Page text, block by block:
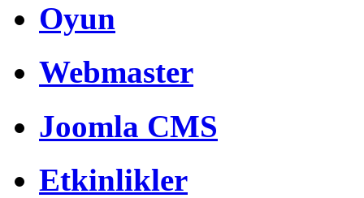
Oyun
Webmaster
Joomla CMS
Etkinlikler